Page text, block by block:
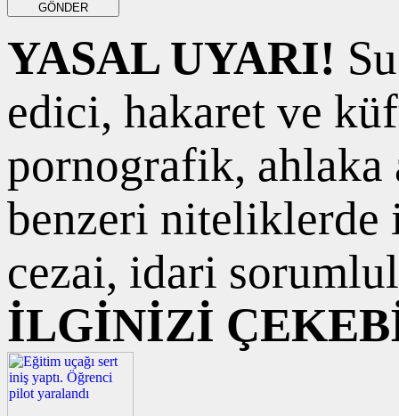
GÖNDER
YASAL UYARI!
edici, hakaret ve
pornografik, ahlaka
benzeri niteliklerde
cezai, idari
İLGİNİZİ